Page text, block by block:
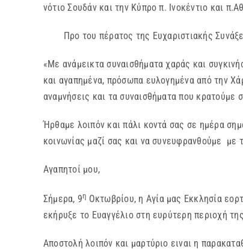
νότιο Σουδάν και την Κύπρο π. Ινοκέντιο και
Προ του πέρατος της Ευχαριστιακής
«Με ανάμεικτα συναισθήματα χαράς και
και αγαπημένα, πρόσωπα ευλογημένα από την
αναμνήσεις και τα συναισθήματα που
Ήρθαμε λοιπόν και πάλι κοντά σας σε ημέρα
κοινωνίας μαζί σας και να συνευφρανθούμε με
Αγαπητοί μου,
Σήμερα, 9η Οκτωβρίου, η Αγία μας Εκκλησία
εκήρυξε το Ευαγγέλιο στη ευρύτερη περιοχή
Αποστολή λοιπόν και μαρτύριο ειναι η